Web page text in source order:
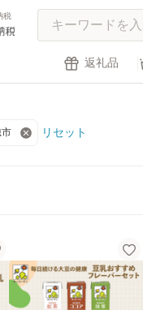
税
返礼品
リセット